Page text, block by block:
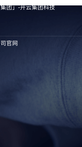
团」-开云集团科技
官网